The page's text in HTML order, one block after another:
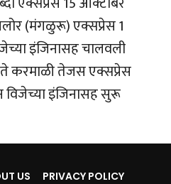
(मंगळुरू) एक्सप्रेस 1
इंजिनासह चालवली
करमाळी तेजस एक्सप्रेस
इंजिनासह सुरू
US PRIVACY POLICY